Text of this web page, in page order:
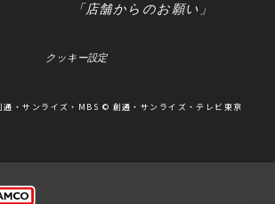
「店舗からのお願い」
クッキー設定
・サンライズ・MBS © 創通・サンライズ・テレビ東京